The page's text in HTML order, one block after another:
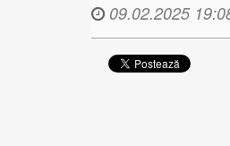
09.02.2025